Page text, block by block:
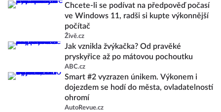
Chcete-li se podívat na předpověď počasí
ve Windows 11, radši si kupte výkonnější
počítač
Živě.cz
Jak vznikla žvýkačka? Od pravěké
pryskyřice až po mátovou pochoutku
ABC.cz
Smart #2 vyzrazen únikem. Výkonem i
dojezdem se hodí do města, ovladatelností
ohromí
AutoRevue.cz